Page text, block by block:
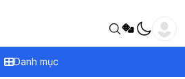
Danh mục